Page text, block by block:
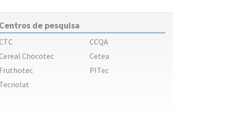
Centros de pesquisa
Chocotec
Fruthotec
Tecnolat
CCQA
Cetea
PITec